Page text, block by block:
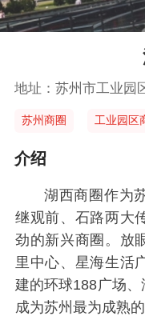
地址：苏州市工业园
苏州商圈 工业园区
介绍
湖西商圈作为
继观前、石路两大
劲的新兴商圈。放
里中心、星海生活
建的环球188广场
成为苏州最为成熟的